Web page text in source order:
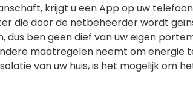
krijgt u een App op uw
die door de netbeheerder wordt
dus ben geen dief van uw eigen
maatregelen neemt om
van uw huis, is het mogelijk om